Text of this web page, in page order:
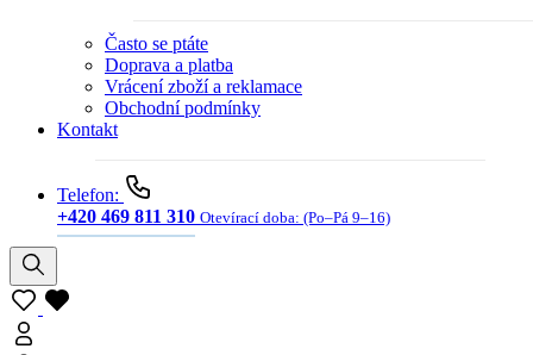
Často se ptáte
Doprava a platba
Vrácení zboží a reklamace
Obchodní podmínky
Kontakt
Telefon:
+420 469 811 310 Otevírací doba: (Po–Pá 9–16)